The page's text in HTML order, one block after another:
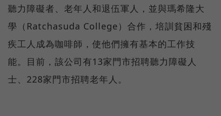
聽力障礙者、老年人和退伍軍人，並與瑪希隆大
學（Ratchasuda College）合作，培訓貧困和殘
疾工人成為咖啡師，使他們擁有基本的工作技
能。目前，該公司有13家門市招聘聽力障礙人
士、228家門市招聘老年人。